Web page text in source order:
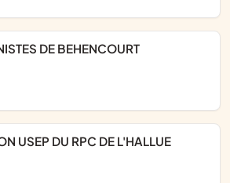
DE BEHENCOURT
USEP DU RPC DE L'HALLUE